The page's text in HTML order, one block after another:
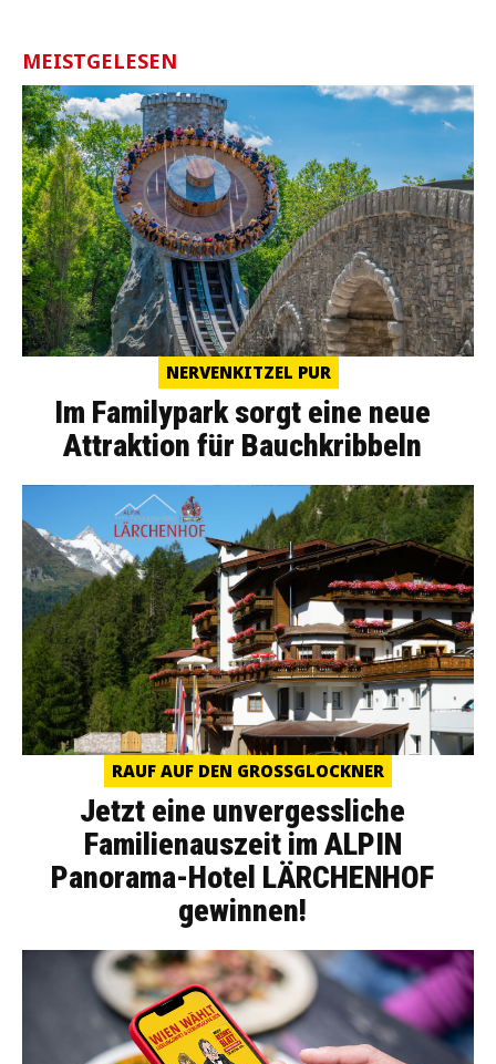
MEISTGELESEN
NERVENKITZEL PUR
Im Familypark sorgt eine neue
Attraktion für Bauchkribbeln
RAUF AUF DEN GROSSGLOCKNER
Jetzt eine unvergessliche
Familienauszeit im ALPIN
Panorama-Hotel LÄRCHENHOF
gewinnen!